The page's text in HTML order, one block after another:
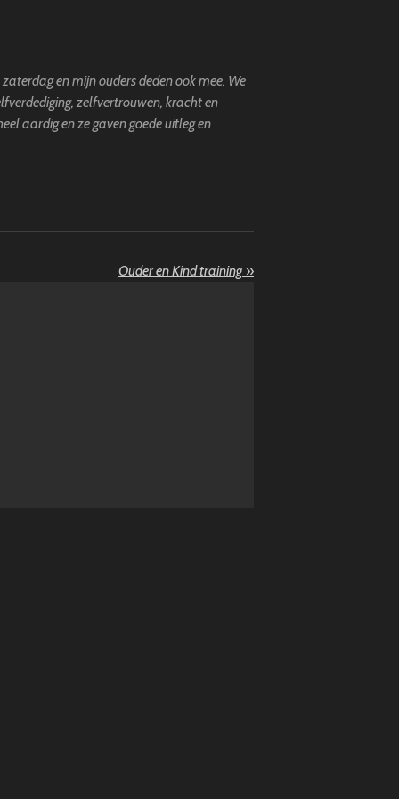
en mijn ouders deden ook mee. We
zelfvertrouwen, kracht en
aardig en ze gaven goede uitleg en
Ouder en Kind training »